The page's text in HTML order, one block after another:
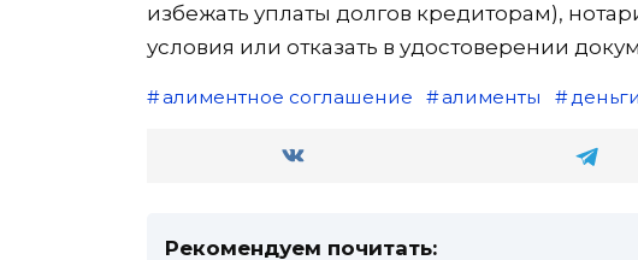
избежать уплаты долгов кредиторам),
условия или отказать в удостоверении
алиментное соглашение алименты деньги
Рекомендуем почитать: